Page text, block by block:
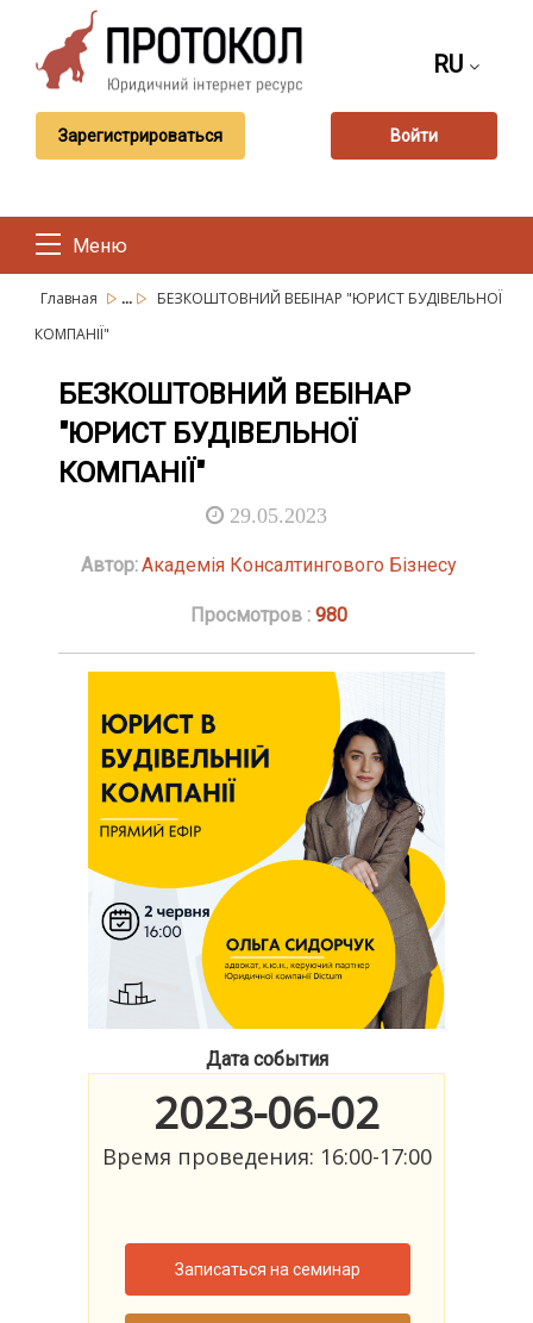
RU
Зарегистрироваться Войти
Меню
Главная ...
БЕЗКОШТОВНИЙ ВЕБІНАР "ЮРИСТ БУДІВЕЛЬНОЇ
КОМПАНІЇ"
БЕЗКОШТОВНИЙ ВЕБІНАР
"ЮРИСТ БУДІВЕЛЬНОЇ
КОМПАНІЇ"
29.05.2023
Автор:Академія Консалтингового Бізнесу
Просмотров :980
Дата события
2023-06-02
Время проведения: 16:00-17:00
Записаться на семинар